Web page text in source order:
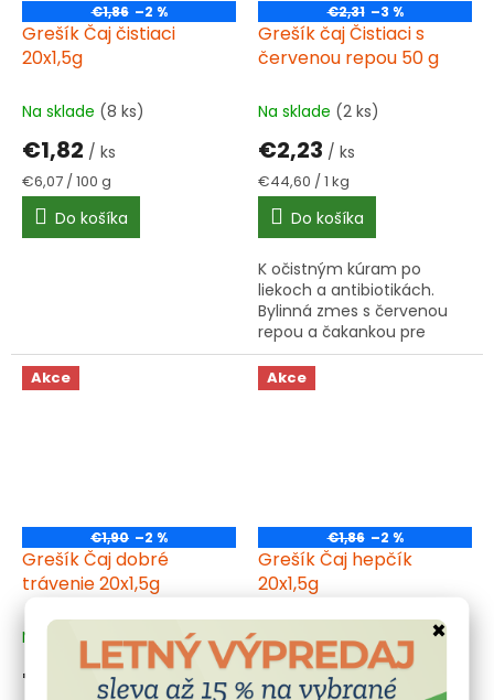
€1,86 –2 %
Grešík Čaj čistiaci
20x1,5g
Na sklade (8 ks)
€1,82 / ks
Jednotková
cena:
€6,07 / 100 g
Do košíka
€2,31 –3 %
Grešík čaj Čistiaci s
červenou repou 50 g
Na sklade (2 ks)
€2,23 / ks
Jednotková
cena:
€44,60 / 1 kg
Do košíka
K očistným kúram po
liekoch a antibiotikách.
Bylinná zmes s červenou
repou a čakankou pre
harmonizáciu organizmu.
Viac informácií ▾
Akce
€1,90 –2 %
Grešík Čaj dobré
trávenie 20x1,5g
Na sklade (4 ks)
€1,86 / ks
Akce
€1,86 –2 %
Grešík Čaj hepčík
20x1,5g
Na sklade(3 ks)
€1,82/ ks
×